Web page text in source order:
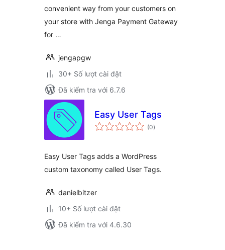
convenient way from your customers on
your store with Jenga Payment Gateway
for …
jengapgw
30+ Số lượt cài đặt
Đã kiểm tra với 6.7.6
Easy User Tags
(0tổng
đánh
)
Easy User Tags adds a WordPress
custom taxonomy called User Tags.
danielbitzer
10+ Số lượt cài đặt
Đã kiểm tra với 4.6.30